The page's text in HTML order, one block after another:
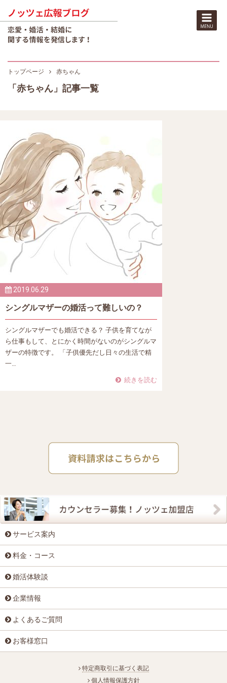
トップページ 赤ちゃん
「赤ちゃん」記事一覧
2019.06.29
シングルマザーの婚活って難しいの？
シングルマザーでも婚活できる？ 子供を育てなが
ら仕事もして、とにかく時間がないのがシングルマ
ザーの特徴です。 「子供優先だし日々の生活で精
一…
続きを読む
サービス案内
料金・コース
婚活体験談
企業情報
よくあるご質問
お客様窓口
特定商取引に基づく表記
個人情報保護方針